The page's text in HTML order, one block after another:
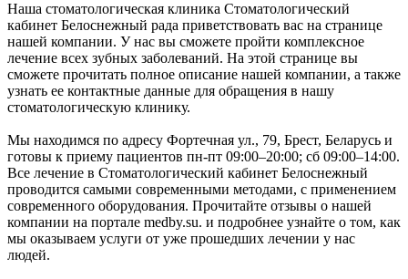
Наша стоматологическая клиника Стоматологический
кабинет Белоснежный рада приветствовать вас на странице
нашей компании. У нас вы сможете пройти комплексное
лечение всех зубных заболеваний. На этой странице вы
сможете прочитать полное описание нашей компании, а также
узнать ее контактные данные для обращения в нашу
стоматологическую клинику.
Мы находимся по адресу Фортечная ул., 79, Брест, Беларусь и
готовы к приему пациентов пн-пт 09:00–20:00; сб 09:00–14:00.
Все лечение в Стоматологический кабинет Белоснежный
проводится самыми современными методами, с применением
современного оборудования. Прочитайте отзывы о нашей
компании на портале medby.su. и подробнее узнайте о том, как
мы оказываем услуги от уже прошедших лечении у нас
людей.